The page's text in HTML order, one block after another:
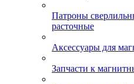
Патроны
расточные
Аксессуары для
Запчасти к